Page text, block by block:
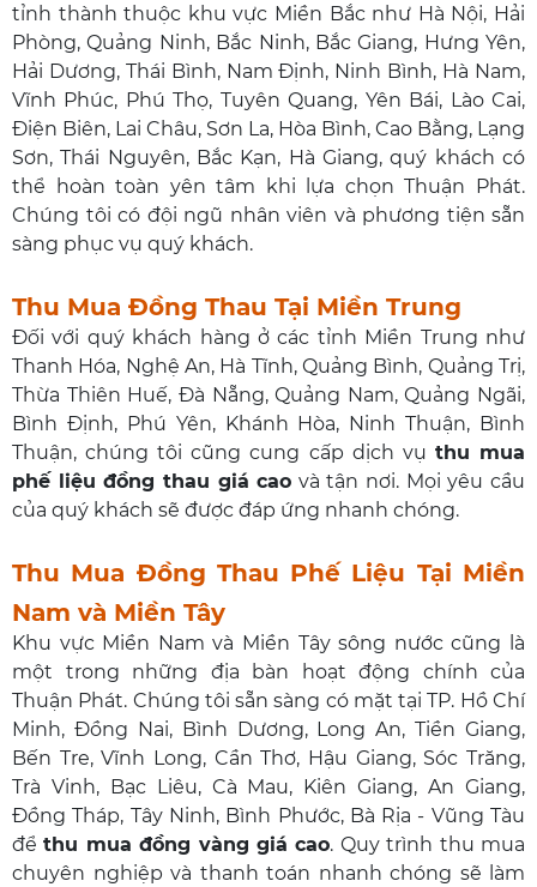
tỉnh thành thuộc khu vực Miền Bắc như Hà Nội, Hải
Phòng, Quảng Ninh, Bắc Ninh, Bắc Giang, Hưng Yên,
Hải Dương, Thái Bình, Nam Định, Ninh Bình, Hà Nam,
Vĩnh Phúc, Phú Thọ, Tuyên Quang, Yên Bái, Lào Cai,
Điện Biên, Lai Châu, Sơn La, Hòa Bình, Cao Bằng, Lạng
Sơn, Thái Nguyên, Bắc Kạn, Hà Giang, quý khách có
thể hoàn toàn yên tâm khi lựa chọn Thuận Phát.
Chúng tôi có đội ngũ nhân viên và phương tiện sẵn
sàng phục vụ quý khách.
Thu Mua Đồng Thau Tại Miền Trung
Đối với quý khách hàng ở các tỉnh Miền Trung như
Thanh Hóa, Nghệ An, Hà Tĩnh, Quảng Bình, Quảng Trị,
Thừa Thiên Huế, Đà Nẵng, Quảng Nam, Quảng Ngãi,
Bình Định, Phú Yên, Khánh Hòa, Ninh Thuận, Bình
Thuận, chúng tôi cũng cung cấp dịch vụ thu mua
phế liệu đồng thau giá cao và tận nơi. Mọi yêu cầu
của quý khách sẽ được đáp ứng nhanh chóng.
Thu Mua Đồng Thau Phế Liệu Tại Miền
Nam và Miền Tây
Khu vực Miền Nam và Miền Tây sông nước cũng là
một trong những địa bàn hoạt động chính của
Thuận Phát. Chúng tôi sẵn sàng có mặt tại TP. Hồ Chí
Minh, Đồng Nai, Bình Dương, Long An, Tiền Giang,
Bến Tre, Vĩnh Long, Cần Thơ, Hậu Giang, Sóc Trăng,
Trà Vinh, Bạc Liêu, Cà Mau, Kiên Giang, An Giang,
Đồng Tháp, Tây Ninh, Bình Phước, Bà Rịa - Vũng Tàu
đểthu mua đồng vàng giá cao. Quy trình thu mua
chuyên nghiệp và thanh toán nhanh chóng sẽ làm